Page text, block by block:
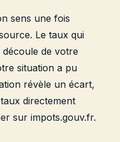
sens une fois
Le taux qui
découle de votre
situation a pu
révèle un écart,
directement
sur impots.gouv.fr.